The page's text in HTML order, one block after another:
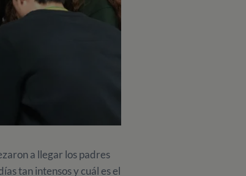
a llegar los padres
tan intensos y cuál es el